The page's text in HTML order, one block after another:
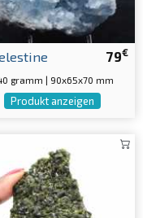
79€
gramm | 90x65x70 mm
Produkt anzeigen